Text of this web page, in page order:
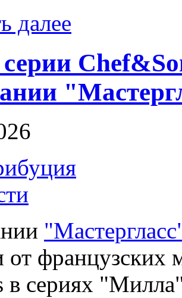
далее
от французских
в сериях